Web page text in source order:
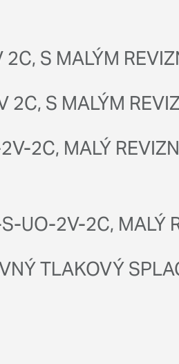
S MALÝM
2C, S MALÝM
2C, MALÝ
UO-2V-2C, MALÝ
TLAKOVÝ